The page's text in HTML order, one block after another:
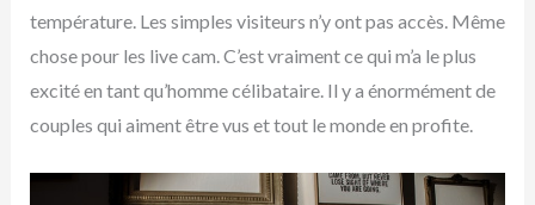
température. Les simples visiteurs n’y ont pas accès. Même
chose pour les live cam. C’est vraiment ce qui m’a le plus
excité en tant qu’homme célibataire. Il y a énormément de
couples qui aiment être vus et tout le monde en profite.